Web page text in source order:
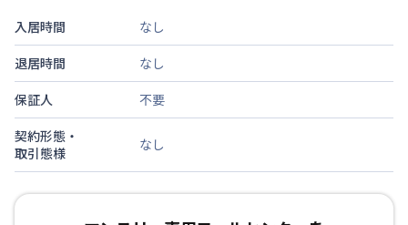
入居時間
なし
退居時間
なし
保証人
不要
契約形態・
取引態様
なし